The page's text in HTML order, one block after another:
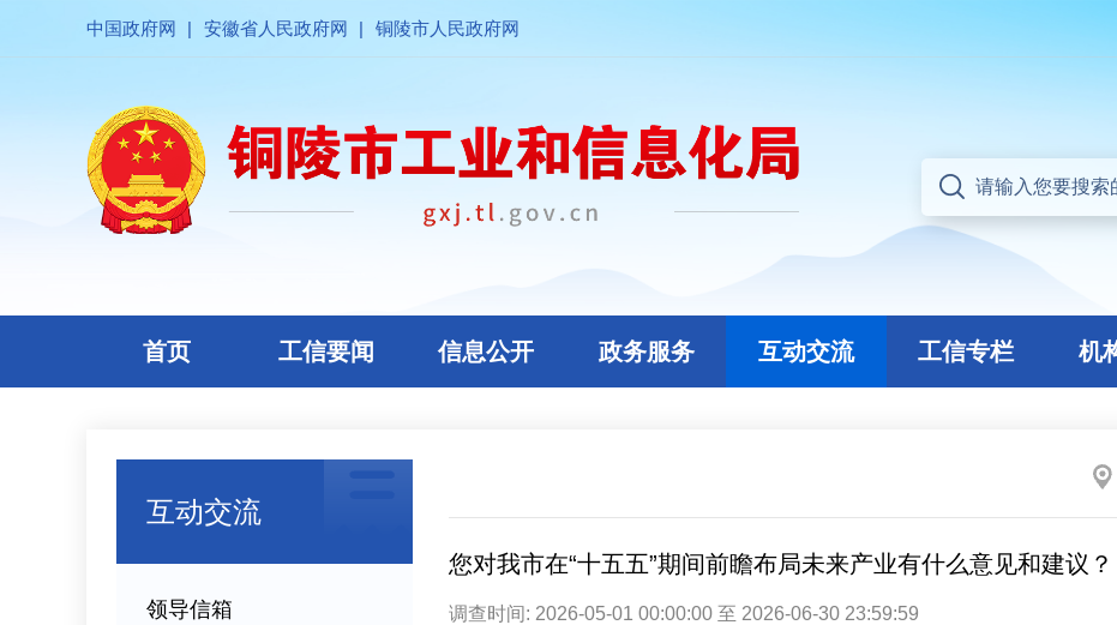
中国政府网 | 安徽省人民政府网 | 铜陵市人民政府网
首页 工信要闻 信息公开 政务服务 互动交流 工信专栏 机
互动交流
领导信箱
您对我市在“十五五”期间前瞻布局未来产业有什么意见和建议？
调查时间: 2026-05-01 00:00:00 至 2026-06-30 23:59:59